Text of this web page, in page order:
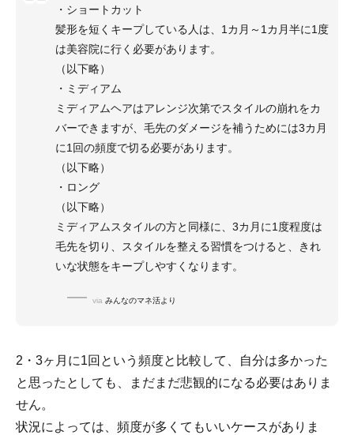
・ショートカット
髪形を短くキープしている人は、1カ月～1カ月半に1度
は美容院に行く必要があります。
（以下略）
・ミディアム
ミディアムヘアはアレンジ次第でスタイルの崩れをカ
バーできますが、毛先のダメージを補うためには3カ月
に1回の頻度で切る必要があります。
（以下略）
・ロング
（以下略）
ミディアムスタイルの方と同様に、3カ月に1度程度は
毛先を切り、スタイルを整える習慣をつけると、きれ
いな状態をキープしやすくなります。
via みんなのマネ活より
2・3ヶ月に1回という頻度と比較して、自分は多かった
と思ったとしても、まだまだ悲観的になる必要はありま
せん。
状況によっては、頻度が多くてもいいケースがありま